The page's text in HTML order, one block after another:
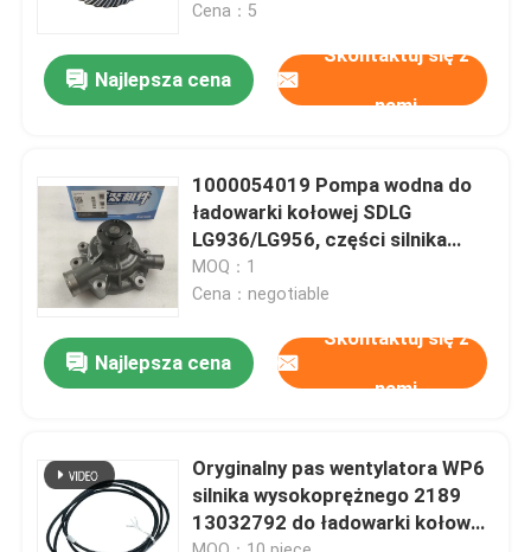
Cena：5
Najlepsza cena
Skontaktuj się z
nami
1000054019 Pompa wodna do
ładowarki kołowej SDLG
LG936/LG956, części silnika
Weichai
MOQ：1
Cena：negotiable
Najlepsza cena
Skontaktuj się z
nami
Oryginalny pas wentylatora WP6
silnika wysokoprężnego 2189
13032792 do ładowarki kołowej